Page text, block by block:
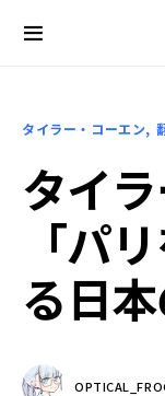
タイラー・コーエン
タイ
「パ
る日本